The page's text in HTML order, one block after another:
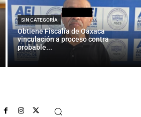
SIN CATEGORÍA
Obtiene Fiscalía de Oaxaca
vinculación a proceso contra
probable...